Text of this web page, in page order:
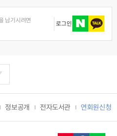
남기시려면
로그인
정보공개 전자도서관 연회원신청